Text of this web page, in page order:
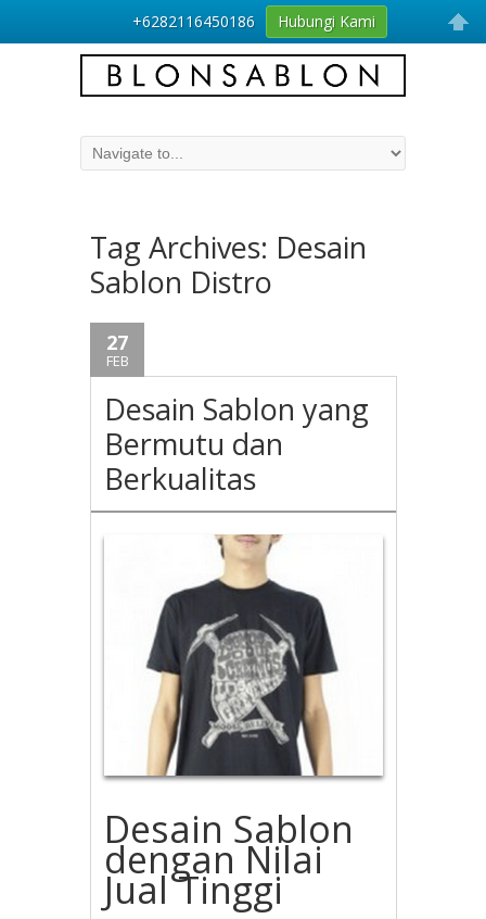
Tag Archives: Desain
Sablon Distro
27
FEB
Desain Sablon yang
Bermutu dan
Berkualitas
Desain Sablon
dengan Nilai
Jual Tinggi
+6282116450186 Hubungi Kami